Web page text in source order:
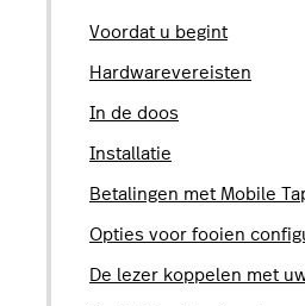
Voordat u begint
Hardwarevereisten
In de doos
Installatie
Betalingen met Mobile
Opties voor fooien
De lezer koppelen met